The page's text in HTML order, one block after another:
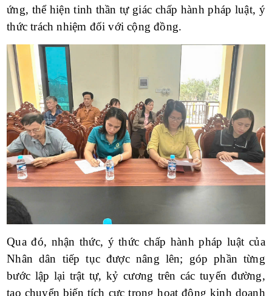
ứng, thể hiện tinh thần tự giác chấp hành pháp luật, ý
thức trách nhiệm đối với cộng đồng.
Qua đó, nhận thức, ý thức chấp hành pháp luật của
Nhân dân tiếp tục được nâng lên; góp phần từng
bước lập lại trật tự, kỷ cương trên các tuyến đường,
tạo chuyển biến tích cực trong hoạt động kinh doanh